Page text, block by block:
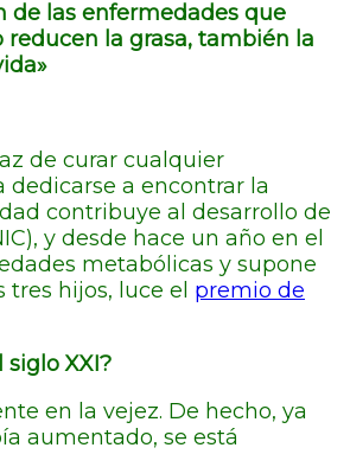
de las enfermedades que
la grasa, también la
de curar cualquier
a encontrar la
contribuye al desarrollo de
y desde hace un año en el
metabólicas y supone
hijos, luce el premio de
XXI?
en la vejez. De hecho, ya
aumentado, se está